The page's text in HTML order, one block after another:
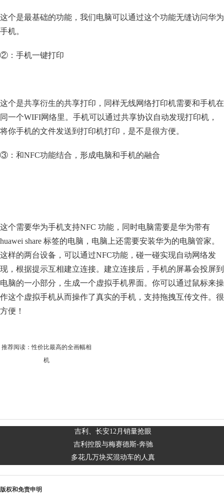
这个是最基础的功能，我们电脑可以通过这个功能无缝访问华为
手机。
②：手机一键打印
这个是共享衍生的共享打印，同样无线网络打印机需要和手机在
同一个WIFI网络里。手机可以通过共享协议自动发现打印机，
将你手机的文件发送到打印机打印，是不是很方便。
③：和NFC功能结合，形成电脑和手机的融合
这个需要华为手机支持NFC 功能，同时电脑需要是华为带有
huawei share 标签的电脑，电脑上还需要安装华为的电脑管家。
这样的两台设备，可以通过NFC功能，碰一碰实现自动网络发
现，根据提示互相建立连接。建立连接后，手机的屏幕会投屏到
电脑的一小部分，生成一个虚拟手机界面。你可以通过鼠标来操
作这个虚拟手机从而操作了真实的手机，支持拖拽互传文件。很
方便！
推荐阅读：性价比最高的全画幅相
机
吉利、长安12月销量抢眼
吉利控股与梅赛德斯-奔驰
多花几万块买混动车的人真
版权和免责申明